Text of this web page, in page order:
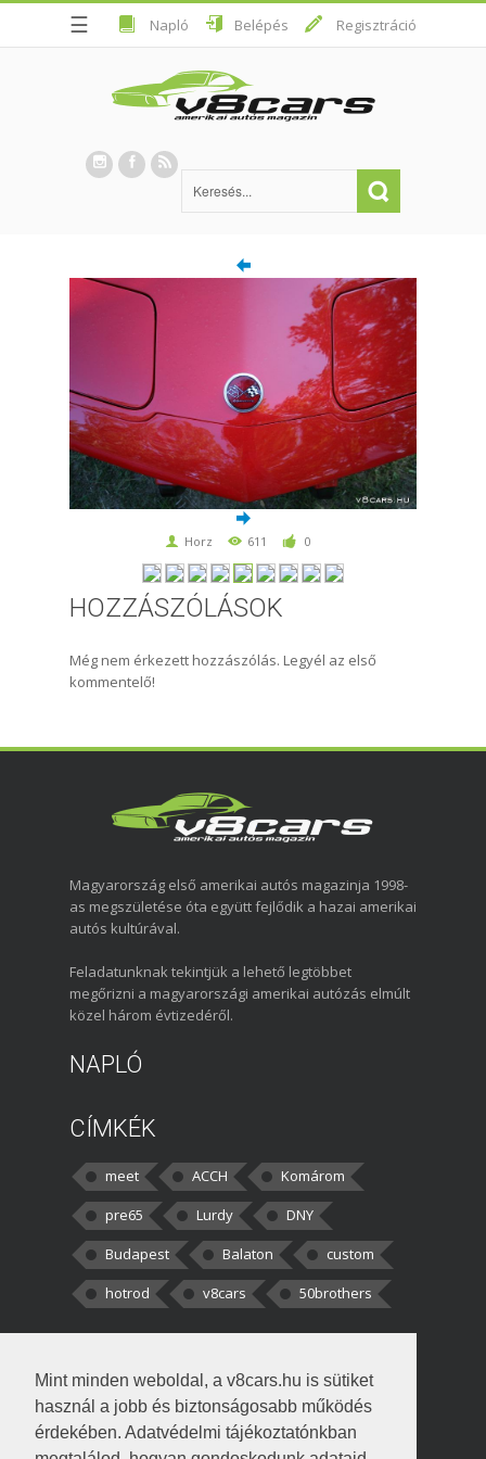
Mint minden weboldal, a v8cars.hu is sütiket
használ a jobb és biztonságosabb működés
érdekében. Adatvédelmi tájékoztatónkban
☰ Napló Belépés Regisztráció
Horz 611 0
HOZZÁSZÓLÁSOK
Még nem érkezett hozzászólás. Legyél az első
kommentelő!
Magyarország első amerikai autós magazinja 1998-
as megszületése óta együtt fejlődik a hazai amerikai
autós kultúrával.
Feladatunknak tekintjük a lehető legtöbbet
megőrizni a magyarországi amerikai autózás elmúlt
közel három évtizedéről.
NAPLÓ
CÍMKÉK
meet ACCH
Komárom
pre65
Lurdy
DNY
Budapest
Balaton
custom
hotrod
v8cars 50brothers
kortisz:Elszúrtam! Én csak két
darabbaal számoltam. Nem tudtam, hogy fél autót,